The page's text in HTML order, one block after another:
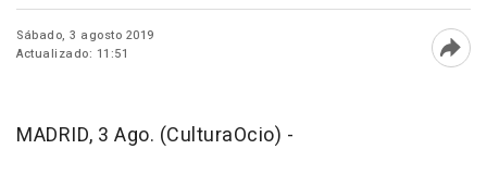
Sábado, 3 agosto 2019
Actualizado: 11:51
MADRID, 3 Ago. (CulturaOcio) -